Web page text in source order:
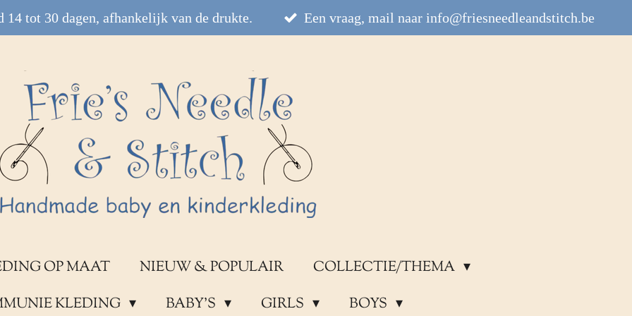
14 tot 30 dagen, afhankelijk van de drukte. Een vraag, mail naar info@friesneedleandstitch.be
OP MAAT NIEUW & POPULAIR
COLLECTIE/THEMA
KLEDING
BABY'S GIRLS
BOYS